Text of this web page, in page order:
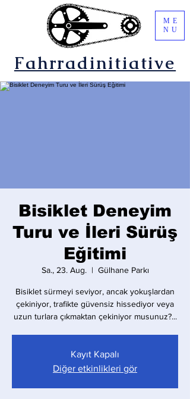
Fahrradinitiative
ME
NU
Bisiklet Deneyim
Turu ve İleri Sürüş
Eğitimi
Sa., 23. Aug.
  |
Gülhane Parkı
Bisiklet sürmeyi seviyor, ancak yokuşlardan
çekiniyor, trafikte güvensiz hissediyor veya
uzun turlara çıkmaktan çekiniyor musunuz?...
Kayıt Kapalı
Diğer etkinlikleri gör